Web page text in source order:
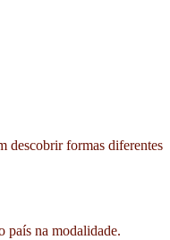
descobrir formas diferentes
país na modalidade.